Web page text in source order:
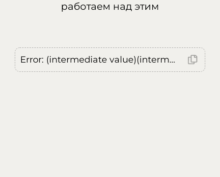
работаем над этим
Error: (intermediate value)(intermediate value)(intermediate value).replaceAll is not a function